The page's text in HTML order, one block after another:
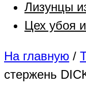
Лизунцы
Цех убоя
На главную /
стержень